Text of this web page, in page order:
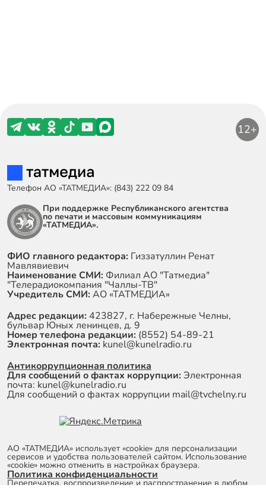
ФИО главного редактора: Гиззатуллин Ренат
Мавлявиевич
Наименование СМИ: Филиал АО "Татмедиа"
"Телерадиокомпания "Чаллы-ТВ"
Учредитель СМИ:АО «ТАТМЕДИА»
Адрес редакции: 423827, г. Набережные Челны,
бульвар Юных ленинцев, д. 9
Номер телефона редакции: (8552) 54-89-21
Электронная почта: kunel@kunelradio.ru
Антикоррупционная политика
Для сообщений о фактах коррупции:Электронная
почта: kunel@kunelradio.ru
Для сообщений о фактах коррупции mail@tvchelny.ru
12+
Телефон АО «ТАТМЕДИА»: (843) 222 09 84
При поддержке Республиканского агентства
по печати и массовым коммуникациям
«ТАТМЕДИА».
Политика конфиденциальности
АО «ТАТМЕДИА» использует «cookie» для персонализации
сервисов и удобства пользователей сайтом. Использование
«cookie» можно отменить в настройках браузера.
Перепечатка, воспроизведение и распространение в любом